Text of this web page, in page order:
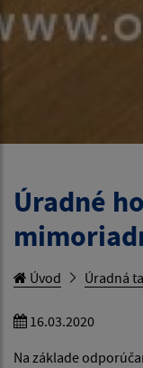
Úradné
Úvod Úradná
16.03.2020
Na základe